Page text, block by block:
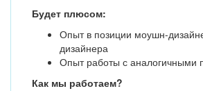
Будет плюсом:
Опыт в позиции моушн-
дизайнера
Опыт работы с аналогичными
Как мы работаем?